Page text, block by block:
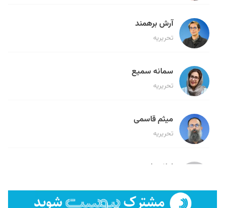
آرش برهمند
تحریریه
سمانه سمیع
تحریریه
میثم قاسمی
تحریریه
لیلا حنارود